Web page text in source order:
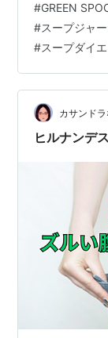
います。
SPOON”とは
ス、 忙しい毎
おいしい食事
たサービスが
#GREEN
#スープジャ
#スープダイ
カサンド
ヒルナンデ